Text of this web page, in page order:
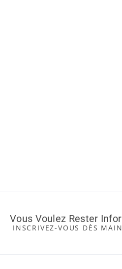
Vous Voulez Rester
INSCRIVEZ-VOUS DÈS